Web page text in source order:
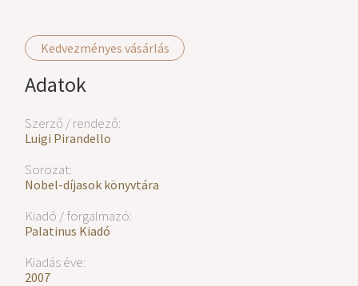
Kedvezményes vásárlás
Adatok
Szerző / rendező:
Luigi Pirandello
Sorozat:
Nobel-díjasok könyvtára
Kiadó / forgalmazó:
Palatinus Kiadó
Kiadás éve:
2007